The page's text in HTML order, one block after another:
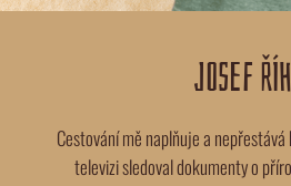
JOSEF
Cestování mě naplňuje a
televizi sledoval dokumenty o